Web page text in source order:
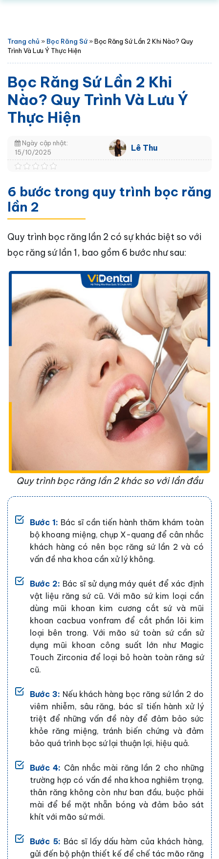
Trang chủ » Bọc Răng Sứ»Bọc Răng Sứ Lần 2 Khi Nào? Quy
Trình Và Lưu Ý Thực Hiện
Bọc Răng Sứ Lần 2 Khi
Nào? Quy Trình Và Lưu Ý
Thực Hiện
Ngày cập nhật:
15/10/2025
Lê Thu
6 bước trong quy trình bọc răng
lần 2
Quy trình bọc răng lần 2 có sự khác biệt so với
bọc răng sứ lần 1, bao gồm 6 bước như sau:
Quy trình bọc răng lần 2 khác so với lần đầu
Bước 1: Bác sĩ cần tiến hành thăm khám toàn
bộ khoang miệng, chụp X-quang để cân nhắc
khách hàng có nên bọc răng sứ lần 2 và có
vấn đề nha khoa cần xử lý không.
Bước 2: Bác sĩ sử dụng máy quét để xác định
vật liệu răng sứ cũ. Với mão sứ kim loại cần
dùng mũi khoan kim cương cắt sứ và mũi
khoan cacbua vonfram để cắt phần lõi kim
loại bên trong. Với mão sứ toàn sứ cần sử
dụng mũi khoan công suất lớn như Magic
Touch Zirconia để loại bỏ hoàn toàn răng sứ
cũ.
Bước 3: Nếu khách hàng bọc răng sứ lần 2 do
viêm nhiễm, sâu răng, bác sĩ tiến hành xử lý
triệt để những vấn đề này để đảm bảo sức
khỏe răng miệng, tránh biến chứng và đảm
bảo quá trình bọc sứ lại thuận lợi, hiệu quả.
Bước 4: Cân nhắc mài răng lần 2 cho những
trường hợp có vấn đề nha khoa nghiêm trọng,
thân răng không còn như ban đầu, buộc phải
mài để bề mặt nhẵn bóng và đảm bảo sát
khít với mão sứ mới.
Bước 5: Bác sĩ lấy dấu hàm của khách hàng,
gửi đến bộ phận thiết kế để chế tác mão răng